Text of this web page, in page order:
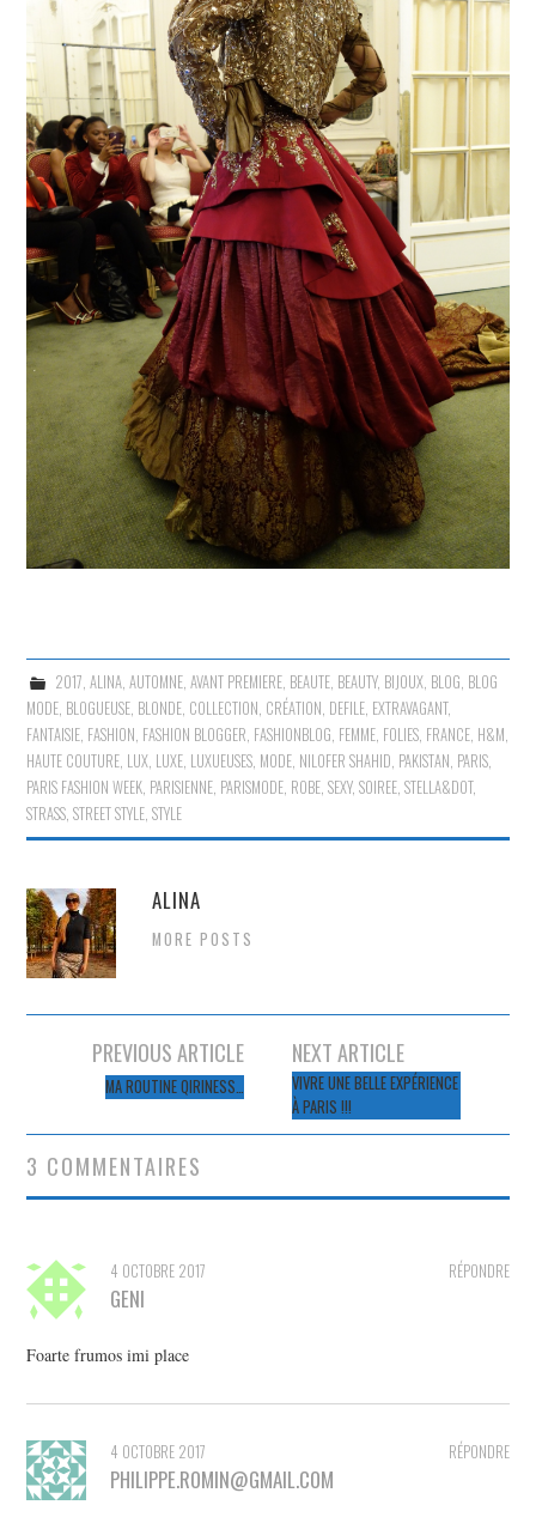
2017, ALINA, AUTOMNE, AVANT PREMIERE, BEAUTE, BEAUTY, BIJOUX, BLOG, BLOG
MODE, BLOGUEUSE, BLONDE, COLLECTION, CRÉATION, DEFILE, EXTRAVAGANT,
FANTAISIE, FASHION, FASHION BLOGGER, FASHIONBLOG, FEMME, FOLIES, FRANCE, H&M,
HAUTE COUTURE, LUX, LUXE, LUXUEUSES, MODE, NILOFER SHAHID, PAKISTAN, PARIS,
PARIS FASHION WEEK, PARISIENNE, PARISMODE, ROBE,SEXY,SOIREE,STELLA&DOT,
STRASS,STREET STYLE,STYLE
ALINA
MORE POSTS
Navigation
articles
PREVIOUS ARTICLE
MA ROUTINE QIRINESS…
NEXT ARTICLE
VIVRE UNE BELLE EXPÉRIENCE
À PARIS !!!
3 COMMENTAIRES
RÉPONDRE
4 OCTOBRE 2017
GENI
Foarte frumos imi place
RÉPONDRE
4 OCTOBRE 2017
PHILIPPE.ROMIN@GMAIL.COM